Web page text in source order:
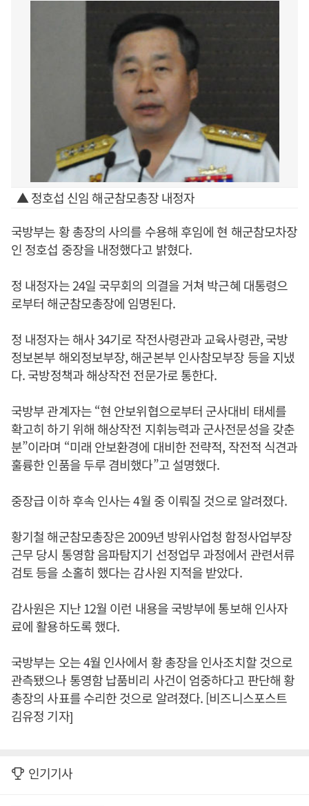
▲ 정호섭 신임 해군참모총장 내정자
국방부는 황 총장의 사의를 수용해 후임에 현 해군참모차장
인 정호섭 중장을 내정했다고 밝혔다.
정 내정자는 24일 국무회의 의결을 거쳐 박근혜 대통령으
로부터 해군참모총장에 임명된다.
정 내정자는 해사 34기로 작전사령관과 교육사령관, 국방
정보본부 해외정보부장, 해군본부 인사참모부장 등을 지냈
다. 국방정책과 해상작전 전문가로 통한다.
국방부 관계자는 “현 안보위협으로부터 군사대비 태세를
확고히 하기 위해 해상작전 지휘능력과 군사전문성을 갖춘
분”이라며 “미래 안보환경에 대비한 전략적, 작전적 식견과
훌륭한 인품을 두루 겸비했다”고 설명했다.
중장급 이하 후속 인사는 4월 중 이뤄질 것으로 알려졌다.
황기철 해군참모총장은 2009년 방위사업청 함정사업부장
근무 당시 통영함 음파탐지기 선정업무 과정에서 관련서류
검토 등을 소홀히 했다는 감사원 지적을 받았다.
감사원은 지난 12월 이런 내용을 국방부에 통보해 인사자
료에 활용하도록 했다.
국방부는 오는 4월 인사에서 황 총장을 인사조치할 것으로
관측됐으나 통영함 납품비리 사건이 엄중하다고 판단해 황
총장의 사표를 수리한 것으로 알려졌다. [비즈니스포스트
김유정 기자]
인기기사